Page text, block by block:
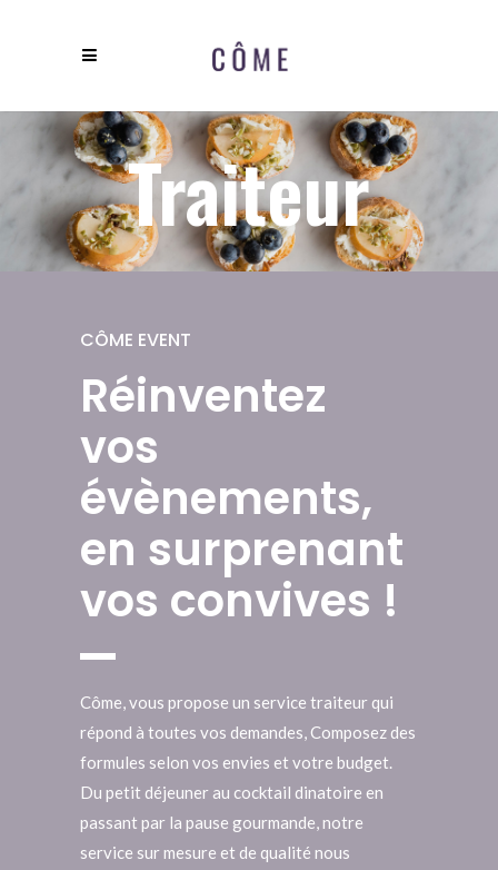
Traiteur
CÔME EVENT
Réinventez
vos
évènements,
en surprenant
vos convives !
Côme, vous propose un service traiteur qui
répond à toutes vos demandes, Composez des
formules selon vos envies et votre budget.
Du petit déjeuner au cocktail dinatoire en
passant par la pause gourmande, notre
service sur mesure et de qualité nous